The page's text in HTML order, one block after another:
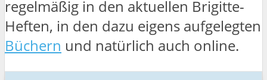
regelmäßig in den aktuellen Brigitte-
Heften, in den dazu eigens aufgelegten
Büchern und natürlich auch online.